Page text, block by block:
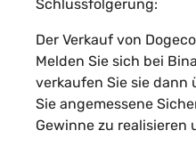
Schlussfolgerung:
Der Verkauf von
Melden Sie sich bei
verkaufen Sie sie dann
Sie angemessene
Gewinne zu realisieren